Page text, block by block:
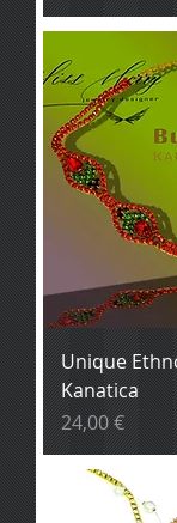
Unique
Kanatica
Prix
24,00 €